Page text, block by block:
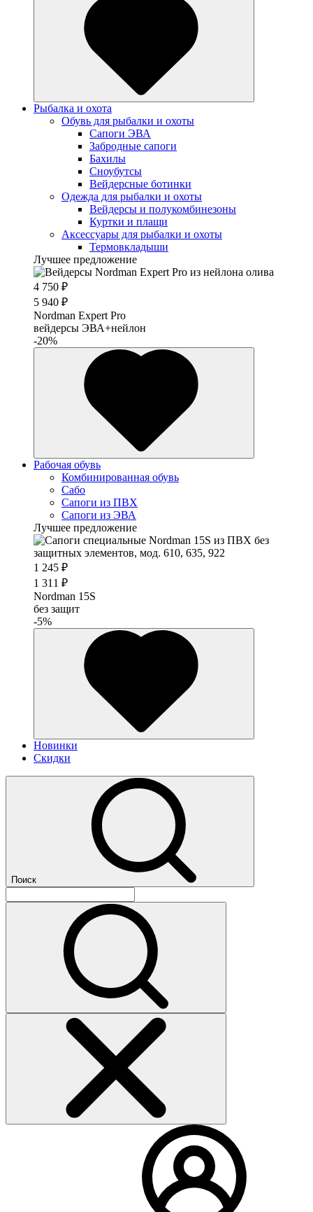
Рыбалка и охота
Обувь для рыбалки и охоты
Сапоги ЭВА
Забродные сапоги
Бахилы
Сноубутсы
Вейдерсные ботинки
Одежда для рыбалки и охоты
Вейдерсы и полукомбинезоны
Куртки и плащи
Аксессуары для рыбалки и охоты
Термовкладыши
Лучшее предложение
4 750 ₽
5 940 ₽
Nordman Expert Pro
вейдерсы ЭВА+нейлон
-20%
Рабочая обувь
Комбинированная обувь
Сабо
Сапоги из ПВХ
Сапоги из ЭВА
Лучшее предложение
1 245 ₽
1 311 ₽
Nordman 15S
без защит
-5%
Новинки
Скидки
Поиск